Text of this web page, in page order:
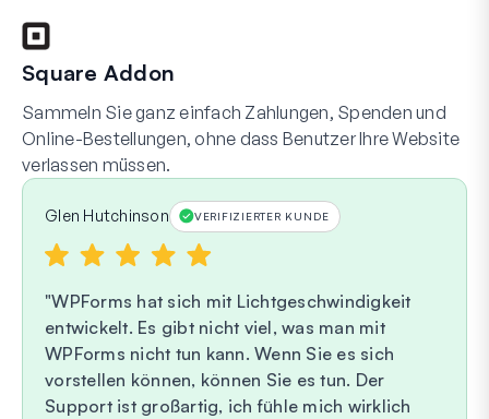
Square Addon
Sammeln Sie ganz einfach Zahlungen, Spenden und
Online-Bestellungen, ohne dass Benutzer Ihre Website
verlassen müssen.
Glen Hutchinson VERIFIZIERTER KUNDE
WPForms hat sich mit Lichtgeschwindigkeit
entwickelt. Es gibt nicht viel, was man mit
WPForms nicht tun kann. Wenn Sie es sich
vorstellen können, können Sie es tun. Der
Support ist großartig, ich fühle mich wirklich